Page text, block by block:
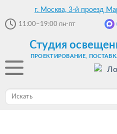
г. Москва, 3-й проезд
11:00–19:00 пн-пт
Студия
ПРОЕКТИРОВАНИЕ,